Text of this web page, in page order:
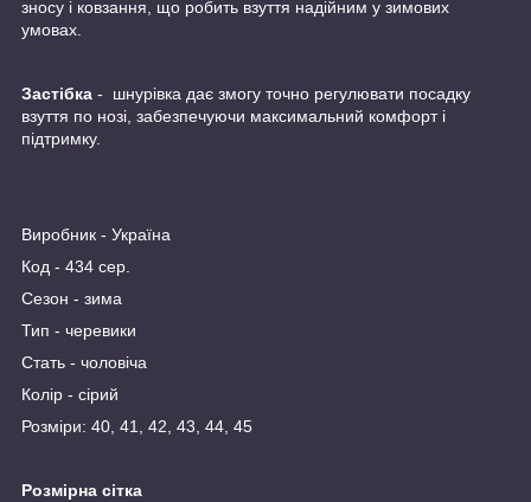
зносу і ковзання, що робить взуття надійним у зимових
умовах.
Застібка - шнурівка дає змогу точно регулювати посадку
взуття по нозі, забезпечуючи максимальний комфорт і
підтримку.
Виробник - Україна
Код - 434 сер.
Сезон - зима
Тип - черевики
Стать - чоловіча
Колір - сірий
Розміри: 40, 41, 42, 43, 44, 45
Розмірна сітка